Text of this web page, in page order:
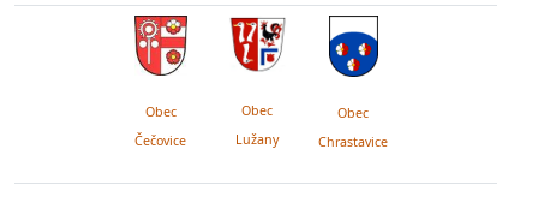
Obec
Čečovice
Obec
Lužany
Obec
Chrastavice